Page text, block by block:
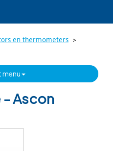
en thermometers >
menu
- Ascon